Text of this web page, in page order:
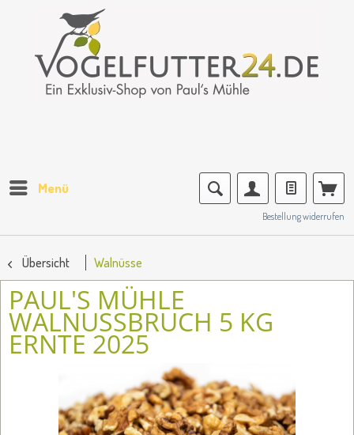
Menü
Bestellung widerrufen
Übersicht Walnüsse
PAUL'S MÜHLE
WALNUSSBRUCH 5 KG
ERNTE 2025